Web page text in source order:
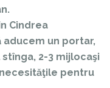
Cindrea
aducem un portar,
2-3 mijlocaşi
pentru